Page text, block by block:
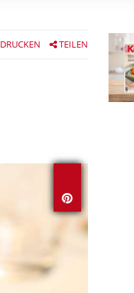
DRUCKEN TEILEN